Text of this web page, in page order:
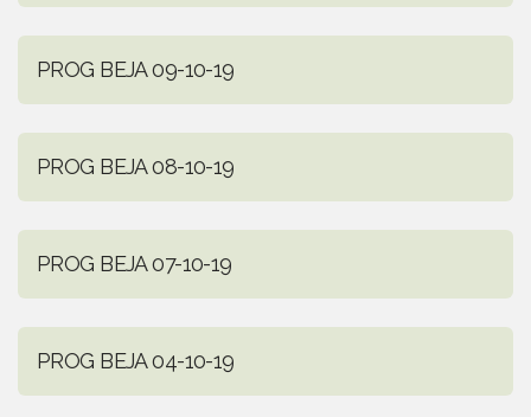
PROG BEJA 09-10-19
PROG BEJA 08-10-19
PROG BEJA 07-10-19
PROG BEJA 04-10-19